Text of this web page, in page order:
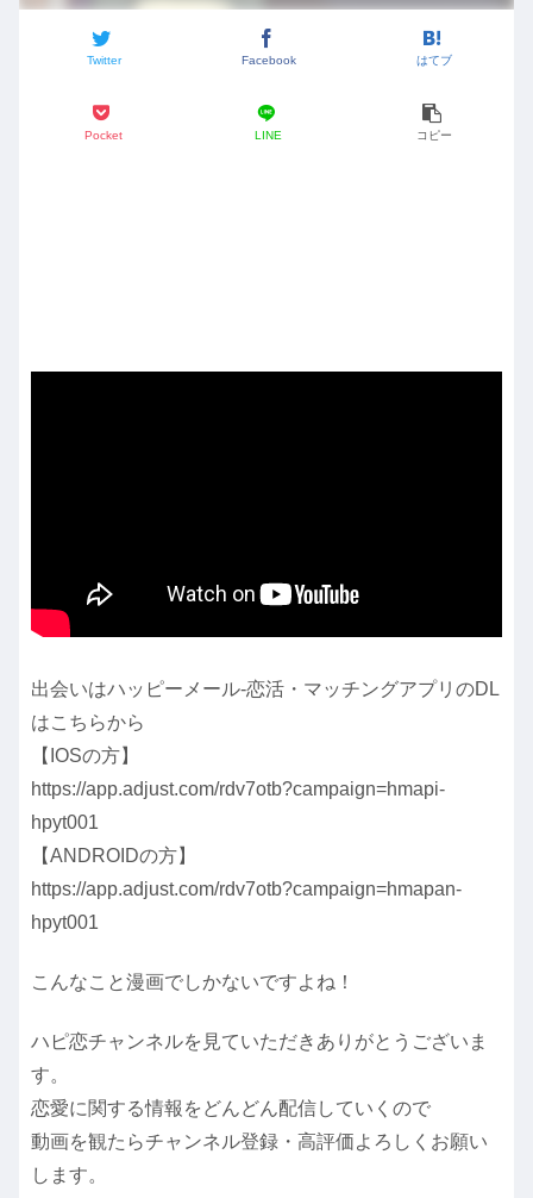
Twitter Facebook はてブ
Pocket LINE コピー
出会いはハッピーメール-恋活・マッチングアプリのDL
はこちらから
【IOSの方】
https://app.adjust.com/rdv7otb?campaign=hmapi-
hpyt001
【ANDROIDの方】
https://app.adjust.com/rdv7otb?campaign=hmapan-
hpyt001
こんなこと漫画でしかないですよね！
ハピ恋チャンネルを見ていただきありがとうございま
す。
恋愛に関する情報をどんどん配信していくので
動画を観たらチャンネル登録・高評価よろしくお願い
します。